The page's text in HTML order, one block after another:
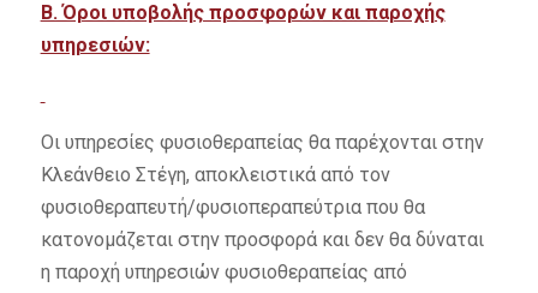
Β. Όροι υποβολής προσφορών και παροχής
υπηρεσιών:
Οι υπηρεσίες φυσιοθεραπείας θα παρέχονται στην
Κλεάνθειο Στέγη, αποκλειστικά από τον
φυσιοθεραπευτή/φυσιοπεραπεύτρια που θα
κατονομάζεται στην προσφορά και δεν θα δύναται
η παροχή υπηρεσιών φυσιοθεραπείας από